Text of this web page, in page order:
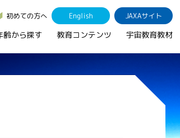
初めての方へ English JAXAサイト
齢から探す 教育コンテンツ 宇宙教育教材